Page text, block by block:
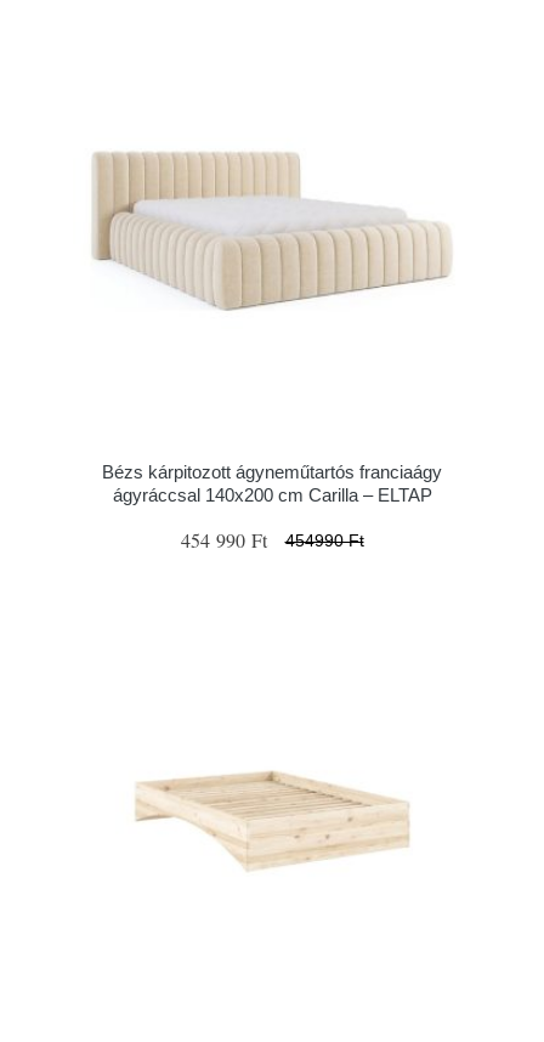
Bézs kárpitozott ágyneműtartós franciaágy
ágyráccsal 140x200 cm Carilla – ELTAP
454 990 Ft 454990 Ft